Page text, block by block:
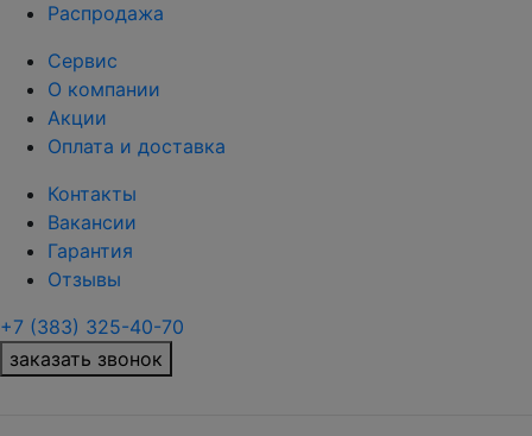
Распродажа
Сервис
О компании
Акции
Оплата и доставка
Контакты
Вакансии
Гарантия
Отзывы
+7 (383) 325-40-70
заказать звонок